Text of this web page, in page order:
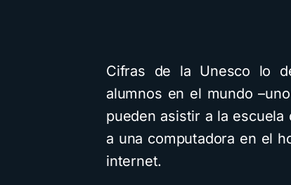
Cifras de la Unesco lo
alumnos en el mundo
pueden asistir a la
a una computadora en el
internet.